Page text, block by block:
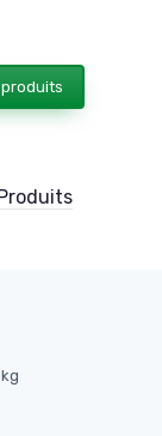
produits